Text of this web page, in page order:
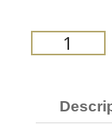
QUANTITÉ
DE